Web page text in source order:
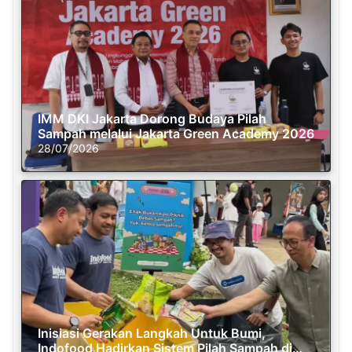
IMM DKI Jakarta Dorong Budaya Pilah
Sampah melalui Jakarta Green Academy 2026
28/07/2026
Inisiasi Gerakan Langkah Untuk Bumi,
Indofood Hadirkan Sistem Pilah Sampah di